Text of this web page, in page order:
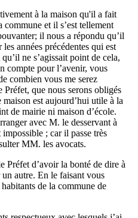
à la maison qu'il a fait
et il s’est tellement
il nous a répondu qu’il
années précédentes qui est
ne s’agissait point de cela,
compte pour l’avenir, vous
combien vous me serez
Préfet, que nous serons obligés
est aujourd’hui utile à la
de mairie ni maison d’école.
avec M. le desservant à
; car il passe très
MM. les avocats.
Préfet d’avoir la bonté de dire à
autre. En le faisant vous
de la commune de